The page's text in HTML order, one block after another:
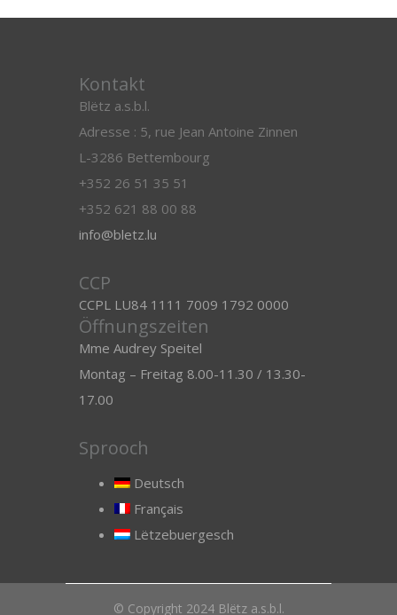
Kontakt
Blëtz a.s.b.l.
Adresse : 5, rue Jean Antoine Zinnen
L-3286 Bettembourg
+352 26 51 35 51
+352 621 88 00 88
info@bletz.lu
CCP
CCPL LU84 1111 7009 1792 0000
Öffnungszeiten
Mme Audrey Speitel
Montag – Freitag 8.00-11.30 / 13.30-
17.00
Sprooch
Deutsch
Français
Lëtzebuergesch
© Copyright 2024 Blëtz a.s.b.l.